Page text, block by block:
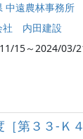
中遠農林事務所
社 内田建設
15～2024/03/
第３３‐Ｋ